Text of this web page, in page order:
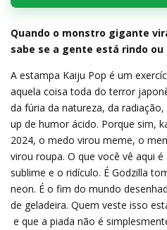
Quando o monstro gigante
sabe se a gente está rindo
A estampa Kaiju Pop é um
aquela coisa toda do terror
da fúria da natureza, da
up de humor ácido. Porque sim,
2024, o medo virou meme, o
virou roupa. O que você vê aqui
sublime e o ridículo. É Godzilla
neon. É o fim do mundo
de geladeira. Quem veste isso
 e que a piada não é